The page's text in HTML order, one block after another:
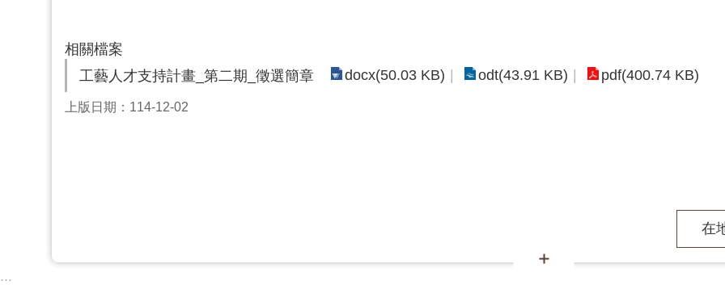
相關檔案
工藝人才支持計畫_第二期_徵選簡章
docx(50.03 KB) odt(43.91 KB) pdf(400.74 KB)
上版日期：114-12-02
在